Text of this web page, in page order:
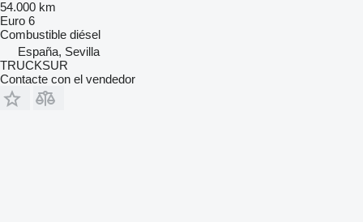
54.000 km
Euro 6
Combustible diésel
España, Sevilla
TRUCKSUR
Contacte con el vendedor